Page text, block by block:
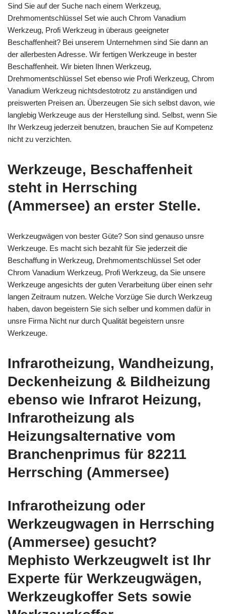
Sind Sie auf der Suche nach einem Werkzeug,
Drehmomentschlüssel Set wie auch Chrom Vanadium
Werkzeug, Profi Werkzeug in überaus geeigneter
Beschaffenheit? Bei unserem Unternehmen sind Sie dann an
der allerbesten Adresse. Wir fertigen Werkzeuge in bester
Beschaffenheit. Wir bieten Ihnen Werkzeug,
Drehmomentschlüssel Set ebenso wie Profi Werkzeug, Chrom
Vanadium Werkzeug nichtsdestotrotz zu anständigen und
preiswerten Preisen an. Überzeugen Sie sich selbst davon, wie
langlebig Werkzeuge aus der Herstellung sind. Selbst, wenn Sie
Ihr Werkzeug jederzeit benutzen, brauchen Sie auf Kompetenz
nicht zu verzichten.
Werkzeuge, Beschaffenheit
steht in Herrsching
(Ammersee) an erster Stelle.
Werkzeugwägen von bester Güte? Son sind genauso unsre
Werkzeuge. Es macht sich bezahlt für Sie jederzeit die
Beschaffung in Werkzeug, Drehmomentschlüssel Set oder
Chrom Vanadium Werkzeug, Profi Werkzeug, da Sie unsere
Werkzeuge angesichts der guten Verarbeitung über einen sehr
langen Zeitraum nutzen. Welche Vorzüge Sie durch Werkzeug
haben, davon begeistern Sie sich selber und kommen dafür in
unsre Firma Nicht nur durch Qualität begeistern unsre
Werkzeuge.
Infrarotheizung, Wandheizung,
Deckenheizung & Bildheizung
ebenso wie Infrarot Heizung,
Infrarotheizung als
Heizungsalternative vom
Branchenprimus für 82211
Herrsching (Ammersee)
Infrarotheizung oder
Werkzeugwagen in Herrsching
(Ammersee) gesucht?
Mephisto Werkzeugwelt ist Ihr
Experte für Werkzeugwägen,
Werkzeugkoffer Sets sowie